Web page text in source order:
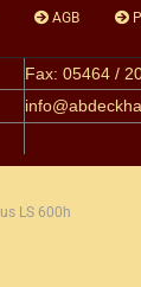
AGB
Fax: 05464 /
info@
LS 600h